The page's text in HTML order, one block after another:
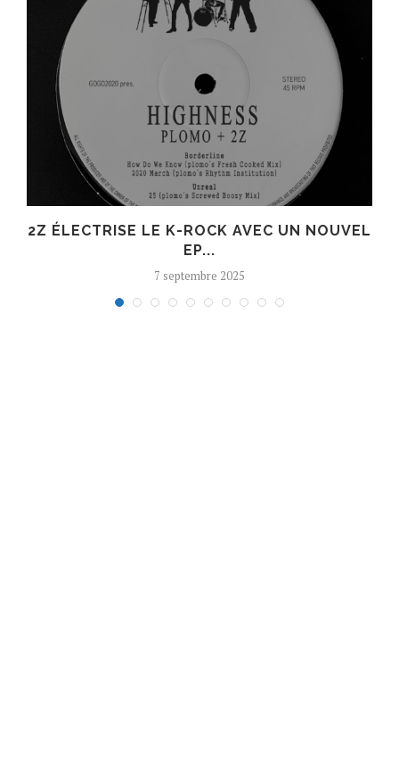
2Z ÉLECTRISE LE K-ROCK AVEC UN NOUVEL
EP...
7 septembre 2025